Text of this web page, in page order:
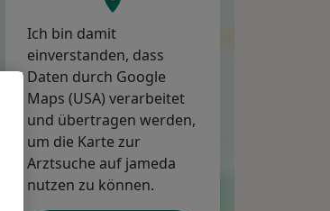
Do, Fr,
Ich bin damit
einverstanden, dass
Daten durch Google
Maps (USA) verarbeitet
und übertragen werden,
um die Karte zur
Arztsuche auf jameda
nutzen zu können.